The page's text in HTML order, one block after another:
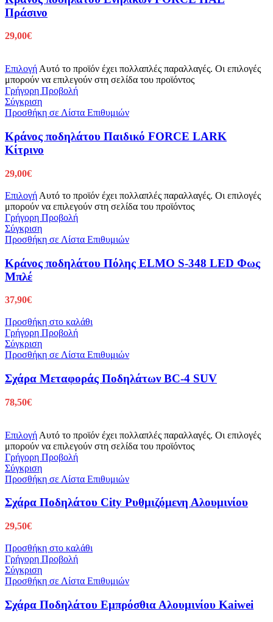
Πράσινο
29,00€
ΕπιλογήΑυτό το προϊόν έχει πολλαπλές παραλλαγές. Οι επιλογές
μπορούν να επιλεγούν στη σελίδα του προϊόντος
Γρήγορη Προβολή
Σύγκριση
Προσθήκη σε Λίστα Επιθυμιών
Κράνος ποδηλάτου Παιδικό FORCE LARK
Κίτρινο
29,00€
Επιλογή Αυτό το προϊόν έχει πολλαπλές παραλλαγές. Οι επιλογές
μπορούν να επιλεγούν στη σελίδα του προϊόντος
Γρήγορη Προβολή
Σύγκριση
Προσθήκη σε Λίστα Επιθυμιών
Κράνος ποδηλάτου Πόλης ELMO S-348 LED Φως
Μπλέ
37,90€
Προσθήκη στο καλάθι
Γρήγορη Προβολή
Σύγκριση
Προσθήκη σε Λίστα Επιθυμιών
Σχάρα Μεταφοράς Ποδηλάτων BC-4 SUV
78,50€
Επιλογή Αυτό το προϊόν έχει πολλαπλές παραλλαγές. Οι επιλογές
μπορούν να επιλεγούν στη σελίδα του προϊόντος
Γρήγορη Προβολή
Σύγκριση
Προσθήκη σε Λίστα Επιθυμιών
Σχάρα Ποδηλάτου City Ρυθμιζόμενη Αλουμινίου
29,50€
Προσθήκη στο καλάθι
Γρήγορη Προβολή
Σύγκριση
Προσθήκη σε Λίστα Επιθυμιών
Σχάρα Ποδηλάτου Εμπρόσθια Αλουμινίου Kaiwei